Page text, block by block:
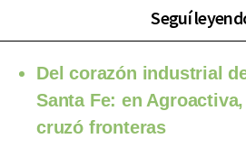
Seguí
Del corazón industrial
Santa Fe: en
cruzó fronteras